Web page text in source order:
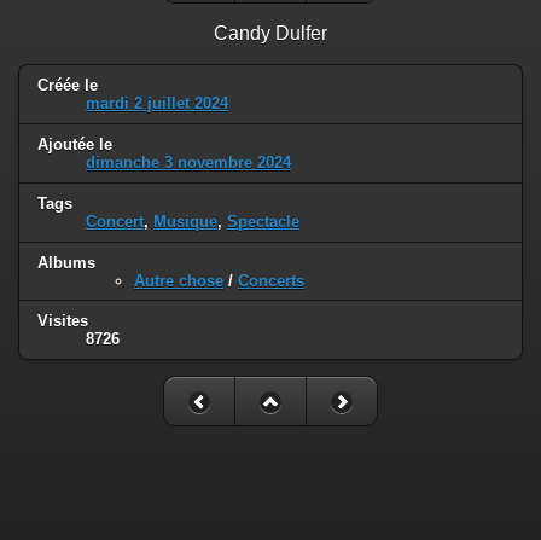
Candy Dulfer
Créée le
mardi 2 juillet 2024
Ajoutée le
dimanche 3 novembre 2024
Tags
Concert, Musique, Spectacle
Albums
Autre chose / Concerts
Visites
8726